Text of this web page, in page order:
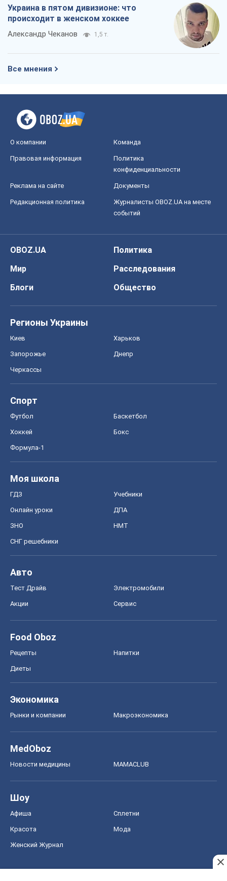
Украина в пятом дивизионе: что
происходит в женском хоккее
Александр Чеканов 1,5 т.
Все мнения
О компании Команда
Правовая информация
Политика
конфиденциальности
Реклама на сайте Документы
Редакционная политика
Журналисты OBOZ.UA на месте
событий
OBOZ.UA
Политика
Мир
Расследования
Блоги
Общество
Регионы Украины
Киев Харьков
Запорожье Днепр
Черкассы
Спорт
Футбол Баскетбол
Хоккей Бокс
Формула-1
Моя школа
ГДЗ Учебники
Онлайн уроки ДПА
ЗНО НМТ
СНГ решебники
Авто
Тест Драйв Электромобили
Акции Сервис
Food Oboz
Рецепты Напитки
Диеты
Экономика
Рынки и компании Mакроэкономика
MedOboz
Новости медицины MAMACLUB
Шоу
Афиша Сплетни
Красота Мода
Женский Журнал